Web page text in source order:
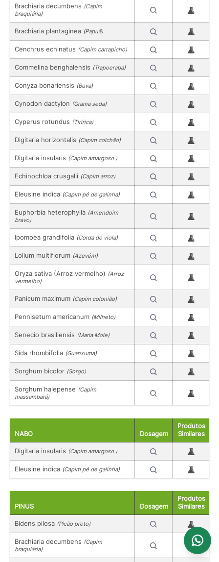
Brachiaria decumbens (Capim
braquiária)
Brachiaria plantaginea (Papuã)
Cenchrus echinatus (Capim carrapicho)
Commelina benghalensis (Trapoeraba)
Conyza bonariensis (Buva)
Cynodon dactylon (Grama seda)
Cyperus rotundus (Tiririca)
Digitaria horizontalis (Capim colchão)
Digitaria insularis (Capim amargoso )
Echinochloa crusgalli (Capim arroz)
Eleusine indica (Capim pé de galinha)
Euphorbia heterophylla (Amendoim
bravo)
Ipomoea grandifolia (Corda de viola)
Lolium multiflorum (Azevém)
Oryza sativa (Arroz vermelho) (Arroz
vermelho)
Panicum maximum (Capim colonião)
Pennisetum americanum (Milheto)
Senecio brasiliensis (Maria Mole)
Sida rhombifolia (Guanxuma)
Sorghum bicolor (Sorgo)
Sorghum halepense (Capim
massambará)
NABO Dosagem
Produtos
Similares
Digitaria insularis (Capim amargoso )
Eleusine indica (Capim pé de galinha)
PINUS Dosagem
Produtos
Similares
Bidens pilosa (Picão preto)
Brachiaria decumbens (Capim
braquiária)